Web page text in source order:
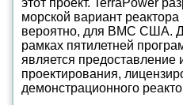
этот проект. TerraPower
морской вариант
вероятно, для ВМС США.
рамках пятилетней
является
проектирования,
демонстрационного